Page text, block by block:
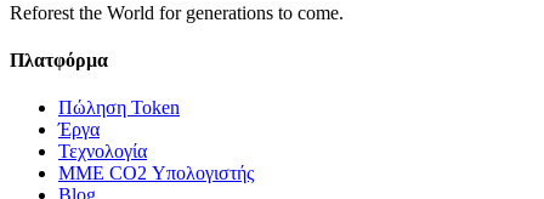
Reforest the World for generations to come.
Πλατφόρμα
Πώληση Token
Έργα
Τεχνολογία
ΜΜΕ CO2 Υπολογιστής
Blog